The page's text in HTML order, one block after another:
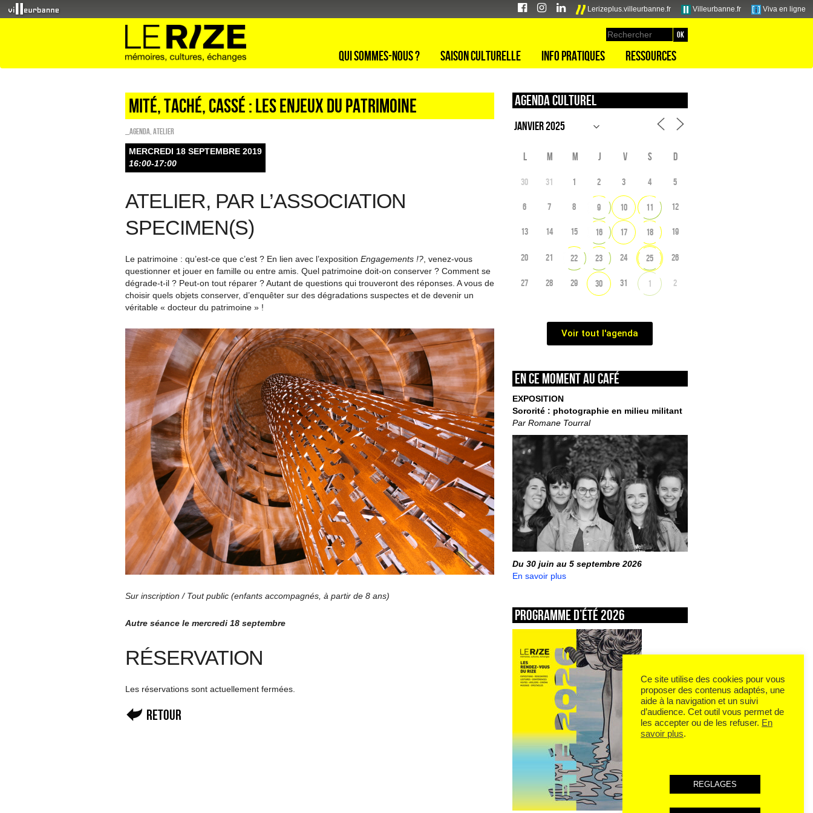
Lerizeplus.villeurbanne.fr Villeurbanne.fr Viva en ligne
Qui sommes-nous ? Saison culturelle Info pratiques Ressources
Mité, taché, cassé : les enjeux du patrimoine
_Agenda Atelier
MERCREDI 18 SEPTEMBRE 2019
16:00-17:00
ATELIER, PAR L’ASSOCIATION
SPECIMEN(S)
Le patrimoine : qu’est-ce que c’est ? En lien avec l’exposition Engagements !? , venez-vous
questionner et jouer en famille ou entre amis. Quel patrimoine doit-on conserver ? Comment se
dégrade-t-il ? Peut-on tout réparer ? Autant de questions qui trouveront des réponses. A vous de
choisir quels objets conserver, d’enquêter sur des dégradations suspectes et de devenir un
véritable « docteur du patrimoine » !
Sur inscription / Tout public (enfants accompagnés, à partir de 8 ans)
Autre séance le mercredi 18 septembre
RÉSERVATION
Les réservations sont actuellement fermées.
Retour
Agenda culturel
L M M J V S D
30 31 1 2 3 4 5
6 7 8 9 10 11 12
13 14 15 16 17 18 19
20 21 22 23 24 25 26
27 28 29 30 31 1 2
Voir tout l'agenda
En ce moment au café
EXPOSITION
Sororité : photographie en milieu militant
Par Romane Tourral
Du 30 juin au 5 septembre 2026
En savoir plus
Programme d’été 2026
Ce site utilise des cookies pour vous
proposer des contenus adaptés, une
aide à la navigation et un suivi
d’audience. Cet outil vous permet de
les accepter ou de les refuser. En
savoir plus.
REGLAGES